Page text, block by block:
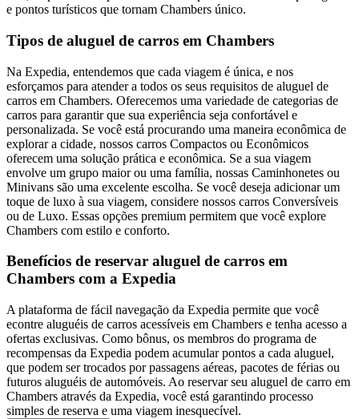
e pontos turísticos que tornam Chambers único.
Tipos de aluguel de carros em Chambers
Na Expedia, entendemos que cada viagem é única, e nos
esforçamos para atender a todos os seus requisitos de aluguel de
carros em Chambers. Oferecemos uma variedade de categorias de
carros para garantir que sua experiência seja confortável e
personalizada. Se você está procurando uma maneira econômica de
explorar a cidade, nossos carros Compactos ou Econômicos
oferecem uma solução prática e econômica. Se a sua viagem
envolve um grupo maior ou uma família, nossas Caminhonetes ou
Minivans são uma excelente escolha. Se você deseja adicionar um
toque de luxo à sua viagem, considere nossos carros Conversíveis
ou de Luxo. Essas opções premium permitem que você explore
Chambers com estilo e conforto.
Benefícios de reservar aluguel de carros em
Chambers com a Expedia
A plataforma de fácil navegação da Expedia permite que você
econtre aluguéis de carros acessíveis em Chambers e tenha acesso a
ofertas exclusivas. Como bônus, os membros do programa de
recompensas da Expedia podem acumular pontos a cada aluguel,
que podem ser trocados por passagens aéreas, pacotes de férias ou
futuros aluguéis de automóveis. Ao reservar seu aluguel de carro em
Chambers através da Expedia, você está garantindo processo
simples de reserva e uma viagem inesquecível.